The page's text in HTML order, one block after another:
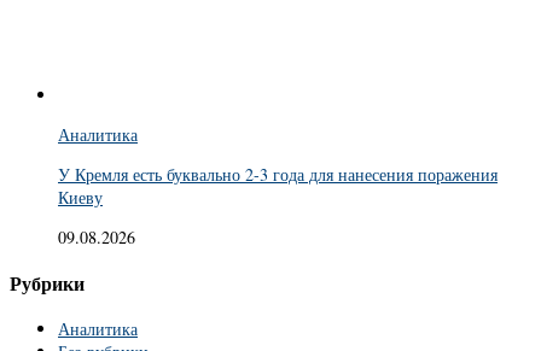
Аналитика
У Кремля есть буквально 2-3 года для нанесения поражения
Киеву
09.08.2026
Рубрики
Аналитика